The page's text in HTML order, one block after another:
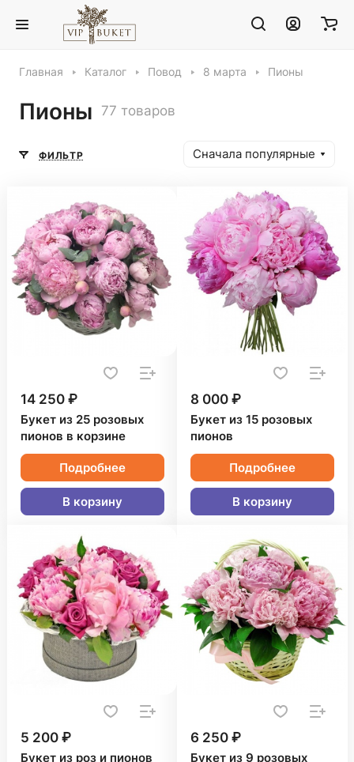
Главная Каталог Повод 8 марта Пионы
Пионы 77 товаров
ФИЛЬТР Сначала популярные
14 250 ₽
Букет из 25 розовых
пионов в корзине
Подробнее
В корзину
8 000 ₽
Букет из 15 розовых
пионов
Подробнее
В корзину
5 200 ₽
Букет из роз и пионов
6 250 ₽
Букет из 9 розовых